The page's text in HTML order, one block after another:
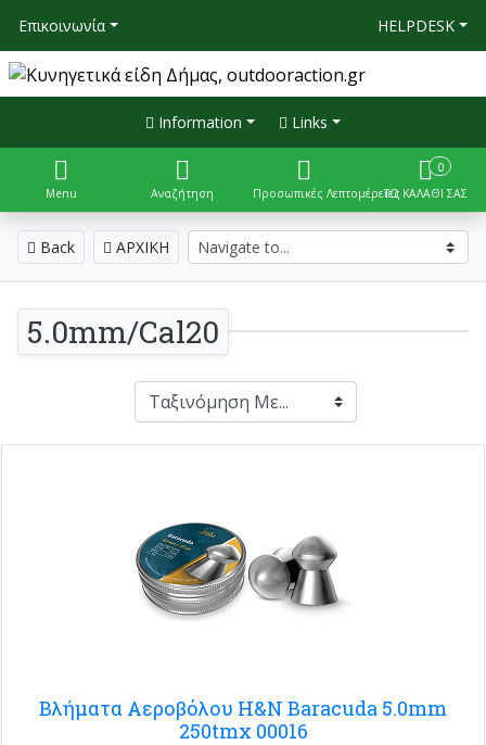
Επικοινωνία HELPDESK
Information Links
Menu Αναζήτηση Προσωπικές Λεπτομέρειες
0
ΤΟ ΚΑΛΑΘΙ ΣΑΣ
Back ΑΡΧΙΚΗ
5.0mm/Cal20
Βλήματα Αεροβόλου H&N Baracuda 5.0mm
250tmx 00016